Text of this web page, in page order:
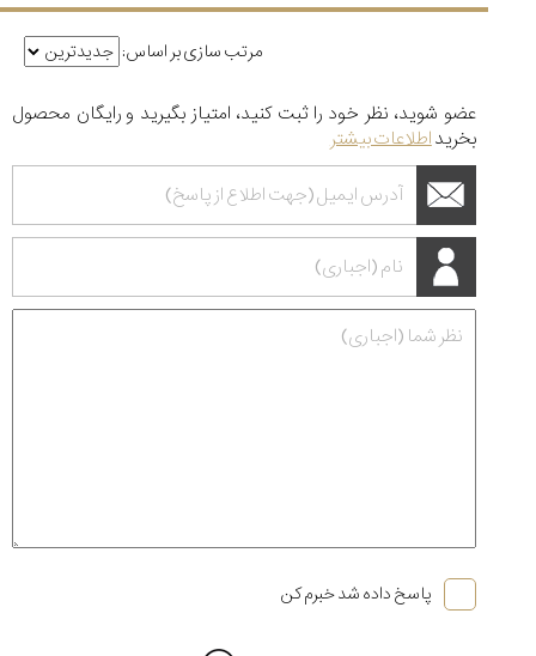
مرتب سازی بر اساس:
عضو شوید، نظر خود را ثبت کنید، امتیاز بگیرید و رایگان محصول
بخریداطلاعات بیشتر
پاسخ داده شد خبرم کن